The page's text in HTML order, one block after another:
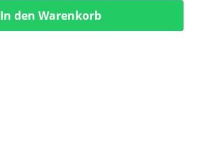
In den Warenkorb